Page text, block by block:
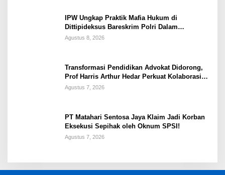
IPW Ungkap Praktik Mafia Hukum di
Dittipideksus Bareskrim Polri Dalam
Penanganan Kasus PT ARA
Agustus 8, 2026
Transformasi Pendidikan Advokat Didorong,
Prof Harris Arthur Hedar Perkuat Kolaborasi
Kampus
Agustus 7, 2026
PT Matahari Sentosa Jaya Klaim Jadi Korban
Eksekusi Sepihak oleh Oknum SPSI!
Agustus 7, 2026